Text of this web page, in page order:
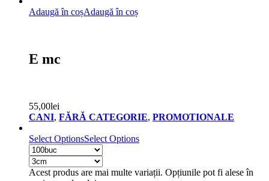
Adaugă în coșAdaugă în coș
E mc
55,00lei
CANI, FĂRĂ CATEGORIE, PROMOTIONALE
Select OptionsSelect Options
Acest produs are mai multe variații. Opțiunile pot fi alese în